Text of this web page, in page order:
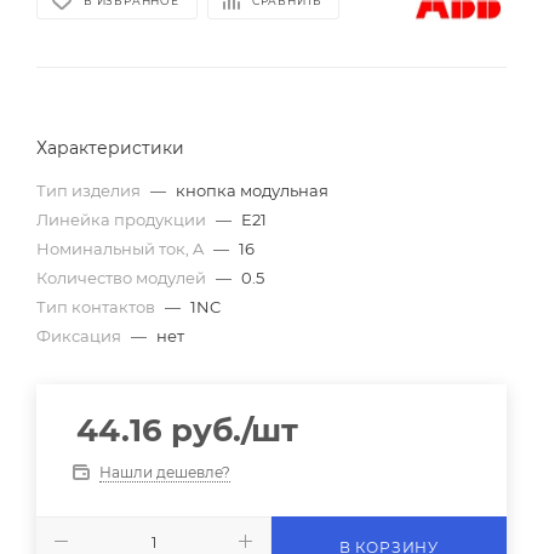
Характеристики
Тип изделия — кнопка модульная
Линейка продукции — E21
Номинальный ток, A — 16
Количество модулей — 0.5
Тип контактов — 1NC
Фиксация — нет
44.16 руб./шт
Нашли дешевле?
В КОРЗИНУ